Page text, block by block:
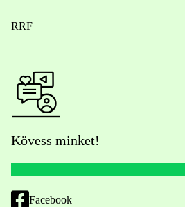
RRF
Kövess minket!
Facebook